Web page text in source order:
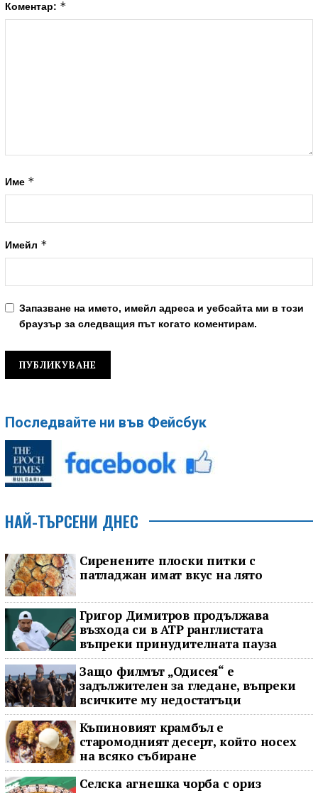
Коментар: *
Име *
Имейл *
Запазване на името, имейл адреса и уебсайта ми в този
браузър за следващия път когато коментирам.
Последвайте ни във Фейсбук
НАЙ-ТЪРСЕНИ ДНЕС
Сиренените плоски питки с
патладжан имат вкус на лято
Григор Димитров продължава
възхода си в ATP ранглистата
въпреки принудителната пауза
Защо филмът „Одисея“ е
задължителен за гледане, въпреки
всичките му недостатъци
Къпиновият крамбъл е
старомодният десерт, който носех
на всяко събиране
Селска агнешка чорба с ориз